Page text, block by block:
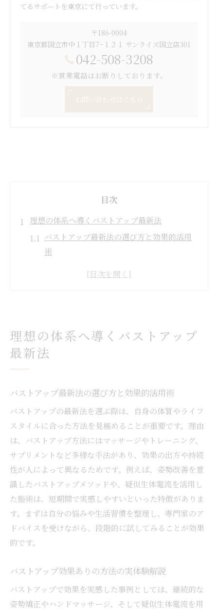
てるサポートを東京にて行っています。
〒186-0004
東京都国立市中１丁目7−１２１ サンライズ国立店301
042-508-3208
※営業電話はお断りしております。
お問い合わせはこちら
目次
理想の体系へ導くバストアップ最新法
バストアップ最新法の選び方と効果的活用
術
法
バストアップ方法20代におすすめのアプロ
ーチ
バストアップケア術で美しいバストライン
を実現
バストアップ効果を引き出すケア方法のポ
イント
美しいラインを作るバストアップマッサー
ジのコツ
バストアップに役立つセルフケア実践法ま
とめ
バストアップで左右差や形を整える実践ア
ドバイス
短期間で効果を感じるバストアップの秘訣
短期間で実感できるバストアップの即効性
バストアップの効果を短期間で得るための
理想の体系へ導くバストアップ
最新法
バストアップ最新法の選び方と効果的活用術
バストアップの最新法を選ぶ際は、自身の体質やライフ
スタイルに合った方法を見極めることが重要です。理由
は、バストアップ方法にはマッサージやトレーニング、
サプリメントなど多様な手法があり、効果の出方や持続
性が人によって異なるためです。例えば、姿勢改善を意
識したバストアップメソッドや、疑似生体電流を活用し
た施術は、短期間で実感しやすいといった特徴がありま
す。まずは自分の悩みや生活習慣を整理し、専門家のア
ドバイスを受けながら、段階的に試してみることが効果
的です。
バストアップ効果ありの方法の実体験解説
バストアップで効果を実感した事例としては、継続的な
姿勢矯正やハンドマッサージ、そして疑似生体電流を用